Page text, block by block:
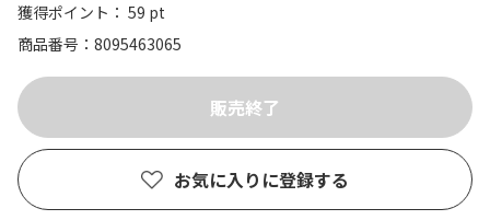
獲得ポイント： 59 pt
商品番号
8095463065
お気に入りに登録する